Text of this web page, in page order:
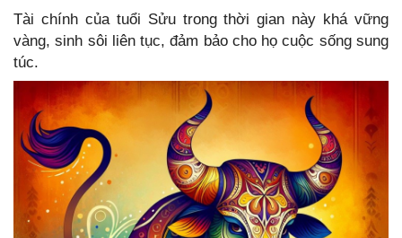
Tài chính của tuổi Sửu trong thời gian này khá vững
vàng, sinh sôi liên tục, đảm bảo cho họ cuộc sống sung
túc.